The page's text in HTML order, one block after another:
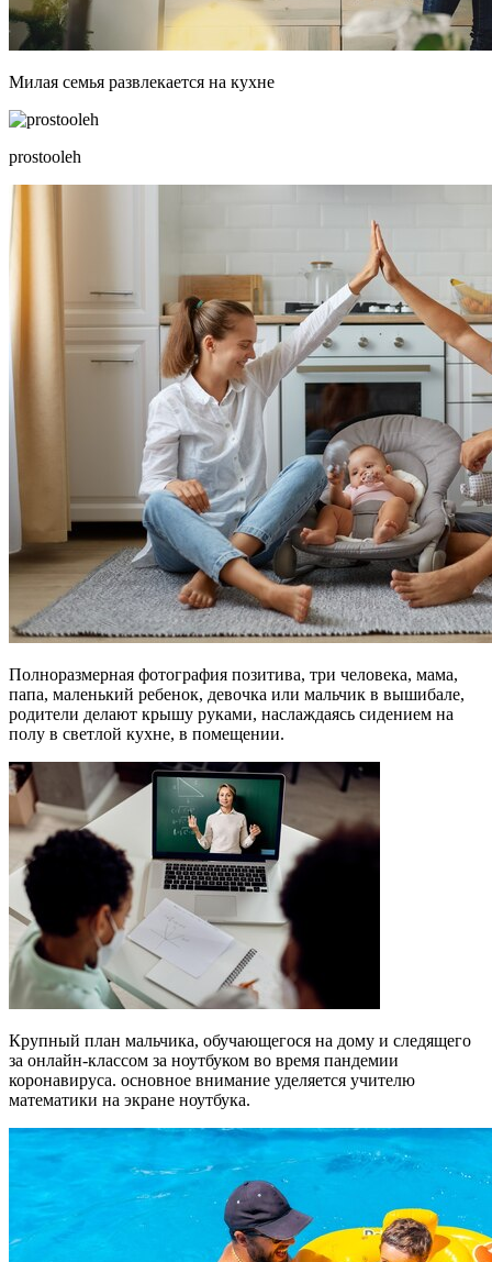
Милая семья развлекается на кухне
prostooleh
Полноразмерная фотография позитива, три человека, мама,
папа, маленький ребенок, девочка или мальчик в вышибале,
родители делают крышу руками, наслаждаясь сидением на
полу в светлой кухне, в помещении.
Крупный план мальчика, обучающегося на дому и следящего
за онлайн-классом за ноутбуком во время пандемии
коронавируса. основное внимание уделяется учителю
математики на экране ноутбука.